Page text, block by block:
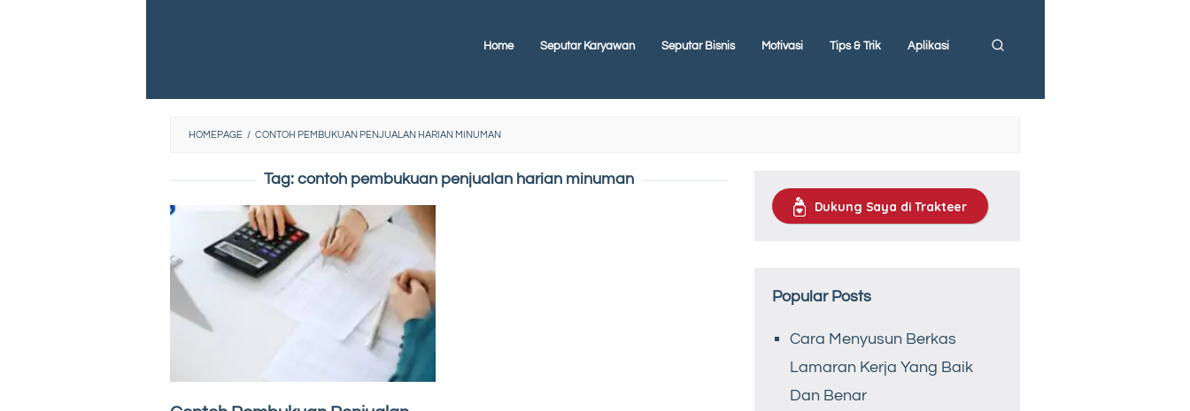
Home Seputar Karyawan Seputar Bisnis Motivasi Tips & Trik Aplikasi
HOMEPAGE / CONTOH PEMBUKUAN PENJUALAN HARIAN MINUMAN
Tag: contoh pembukuan penjualan harian minuman
Dukung Saya di Trakteer
Popular Posts
Cara Menyusun Berkas
Lamaran Kerja Yang Baik
Dan Benar